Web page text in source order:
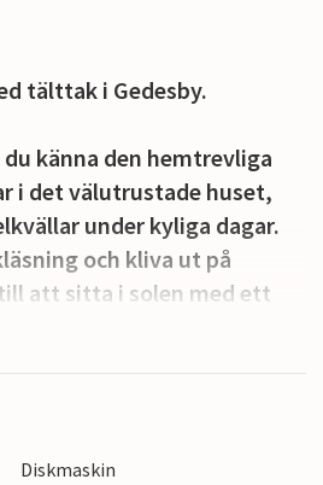
tälttak i Gedesby.
känna den hemtrevliga
i det välutrustade huset,
under kyliga dagar.
och kliva ut på
att sitta i solen med ett
familjevänliga
kända för
Diskmaskin